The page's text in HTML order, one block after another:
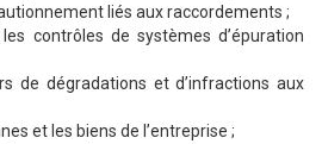
liés aux raccordements ;
contrôles de systèmes d’épuration
de dégradations et d’infractions aux
et les biens de l’entreprise ;